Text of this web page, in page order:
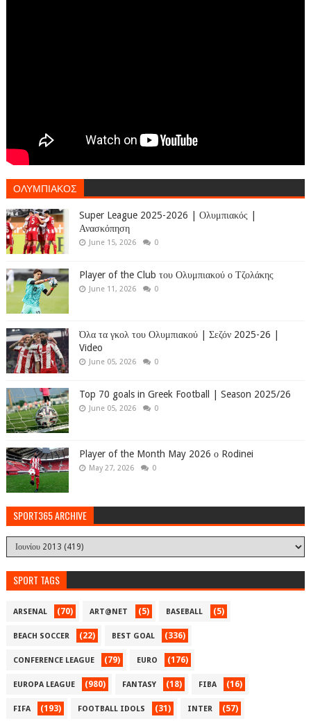
ΟΛΥΜΠΙΑΚΟΣ
Super League 2025-2026 | Ολυμπιακός |
Ανασκόπηση
June 15, 2026 0
Player of the Club του Ολυμπιακού ο Τζολάκης
June 11, 2026 0
Όλα τα γκολ του Ολυμπιακού | Σεζόν 2025-26 |
Video
June 05, 2026 0
Top 70 goals in Greek Football | Season 2025/26
June 05, 2026 0
Player of the Month May 2026 ο Rodinei
May 27, 2026 0
SPORT365 ARCHIVE
SPORT TAGS
ARSENAL (70) ART@NET (5) BASEBALL (5)
BEACH SOCCER (22) BEST GOAL (336)
CONFERENCE LEAGUE (79) EURO (176)
EUROPA LEAGUE (980) FANTASY (18) FIBA (16)
FIFA (193) FOOTBALL IDOLS (31) INTER (57)